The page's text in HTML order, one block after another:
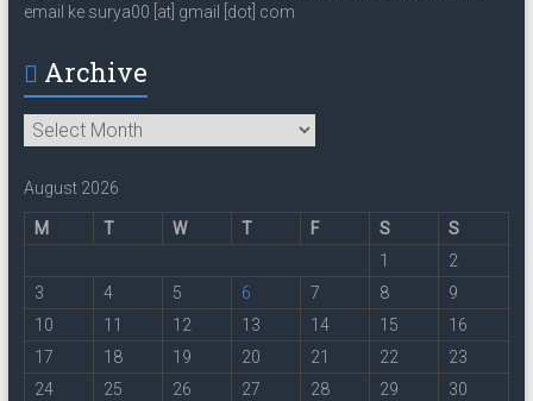
email ke surya00 [at] gmail [dot] com
Archive
Archive
August 2026
M T W T F S
S
1
2
3
4 5 6 7 8
9
10
11 12 13 14 15
16
17
18 19 20 21 22
23
24
25 26 27 28 29 30